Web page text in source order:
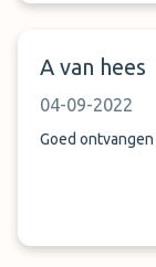
A van hees
04-09-2022